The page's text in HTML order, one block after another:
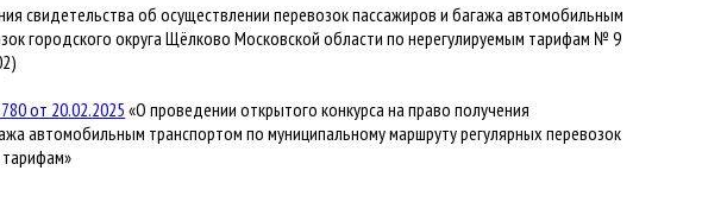
свидетельства об осуществлении перевозок пассажиров и багажа автомобильным
городского округа Щёлково Московской области по нерегулируемым тарифам № 9
от 20.02.2025 «О проведении открытого конкурса на право получения
автомобильным транспортом по муниципальному маршруту регулярных перевозок